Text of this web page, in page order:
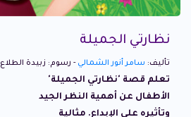
نظارتي الجميلة
تأليف: سامر أنور الشمالي - رسوم: زبيدة الطلاع
تعلم قصة 'نظارتي الجميلة'
الأطفال عن أهمية النظر الجيد
وتأثيره على الإبداع. مثالية